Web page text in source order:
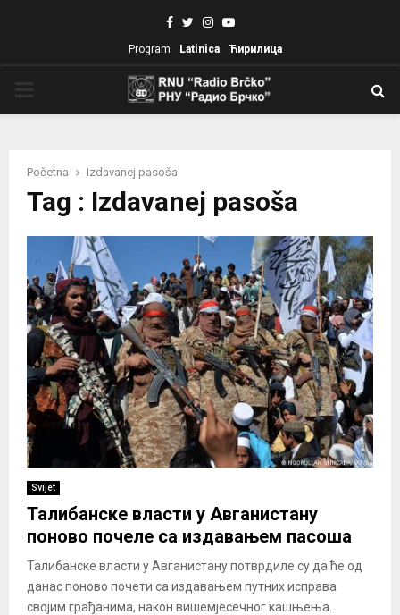
Facebook
TwitterInstagram
Youtube
Program Latinica Ћирилица
Početna Izdavanej pasoša
Tag : Izdavanej pasoša
Svijet
Талибанске власти у Авганистану
поново почеле са издавањем пасоша
Талибанске власти у Авганистану потврдиле су да ће од
данас поново почети са издавањем путних исправа
својим грађанима, након вишемјесечног кашњења.